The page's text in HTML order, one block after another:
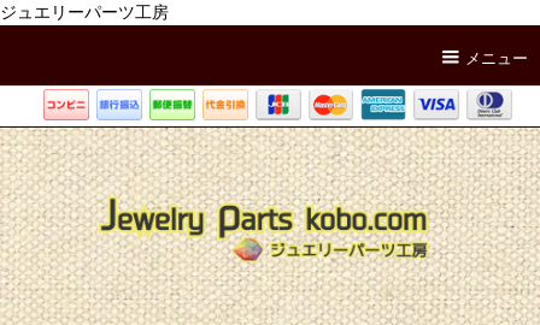
ジュエリーパーツ工房
メニュー